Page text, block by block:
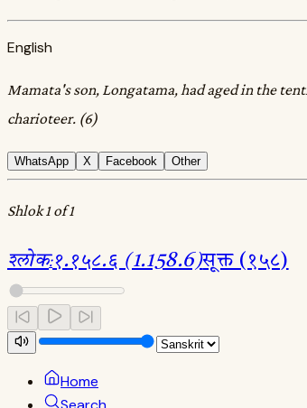
English
Mamata's son, Longatama, had aged in the
charioteer. (6)
WhatsApp X Facebook Other
Shlok 1 of 1
श्लोक:१.१५८.६ (1.158.6)सूक्त (१५८)
Home